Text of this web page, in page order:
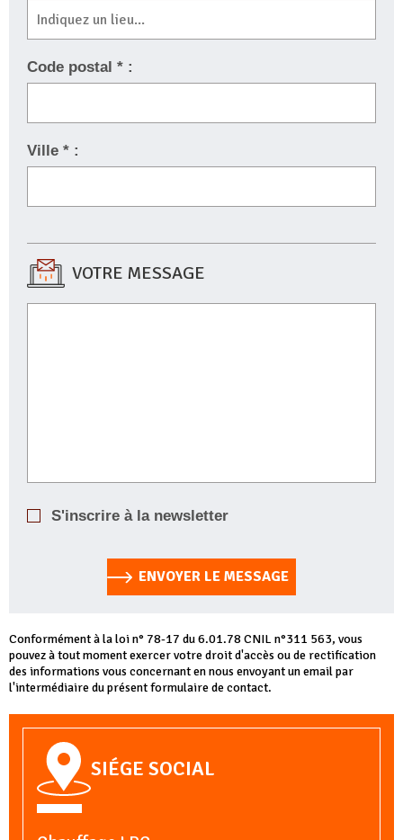
Code postal * :
Ville * :
VOTRE MESSAGE
S'inscrire à la newsletter
ENVOYER LE MESSAGE
Conformément à la loi n° 78-17 du 6.01.78 CNIL n°311 563, vous
pouvez à tout moment exercer votre droit d'accès ou de rectification
des informations vous concernant en nous envoyant un email par
l'intermédiaire du présent formulaire de contact.
SIÉGE SOCIAL